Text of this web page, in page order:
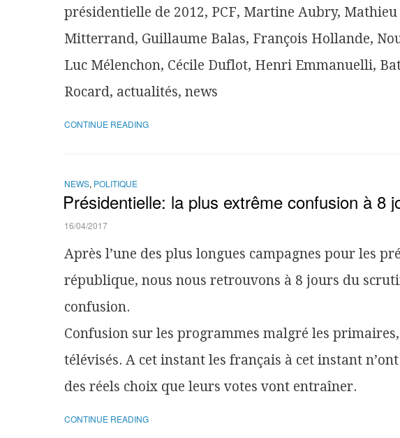
présidentielle de 2012, PCF, Martine Aubry,
Mitterrand, Guillaume Balas, François Hollande,
Luc Mélenchon, Cécile Duflot, Henri Emmanuelli,
Rocard, actualités, news
CONTINUE READING
NEWS, POLITIQUE
Présidentielle: la plus extrême confusion à 8
16/04/2017
Après l’une des plus longues campagnes pour les
république, nous nous retrouvons à 8 jours du
confusion.
Confusion sur les programmes malgré les
télévisés. A cet instant les français à cet instant
des réels choix que leurs votes vont entraîner.
CONTINUE READING